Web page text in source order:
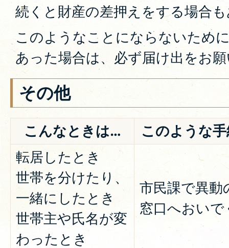
続くと財産の差押えをする場合
このようなことにならないため
あった場合は、必ず届け出をお
その他
こんなときは…
このような
転居したとき
世帯を分けたり、
一緒にしたとき
世帯主や氏名が変
わったとき
市民課で異動
窓口へおい